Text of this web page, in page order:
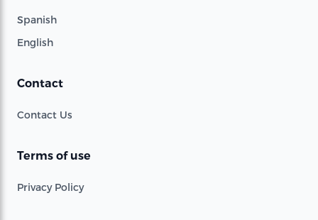
Spanish
English
Contact
Contact Us
Terms of use
Privacy Policy